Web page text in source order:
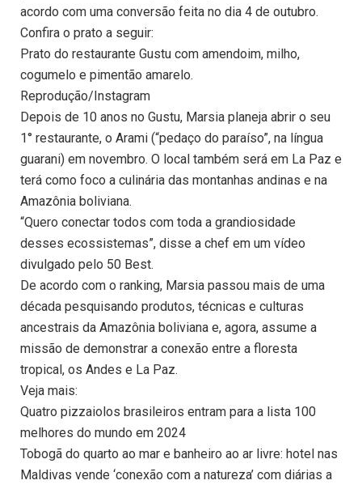
acordo com uma conversão feita no dia 4 de outubro.
Confira o prato a seguir:
Prato do restaurante Gustu com amendoim, milho,
cogumelo e pimentão amarelo.
Reprodução/Instagram
Depois de 10 anos no Gustu, Marsia planeja abrir o seu
1° restaurante, o Arami (“pedaço do paraíso”, na língua
guarani) em novembro. O local também será em La Paz e
terá como foco a culinária das montanhas andinas e na
Amazônia boliviana.
“Quero conectar todos com toda a grandiosidade
desses ecossistemas”, disse a chef em um vídeo
divulgado pelo 50 Best.
De acordo com o ranking, Marsia passou mais de uma
década pesquisando produtos, técnicas e culturas
ancestrais da Amazônia boliviana e, agora, assume a
missão de demonstrar a conexão entre a floresta
tropical, os Andes e La Paz.
Veja mais:
Quatro pizzaiolos brasileiros entram para a lista 100
melhores do mundo em 2024
Tobogã do quarto ao mar e banheiro ao ar livre: hotel nas
Maldivas vende ‘conexão com a natureza’ com diárias a